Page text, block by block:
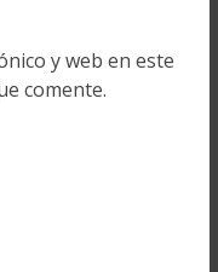
y web en este
comente.